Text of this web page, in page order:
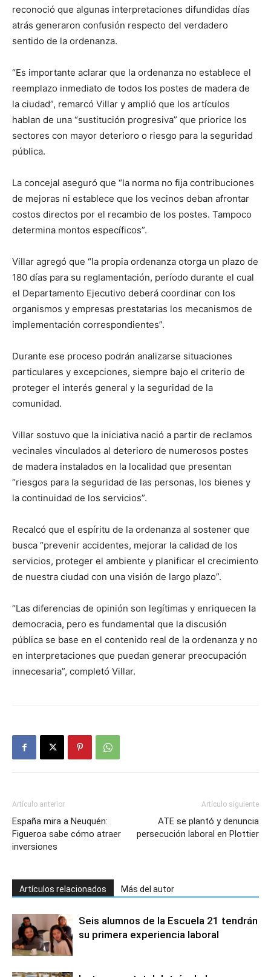
reconoció que algunas interpretaciones difundidas días
atrás generaron confusión respecto del verdadero
sentido de la ordenanza.
“Es importante aclarar que la ordenanza no establece el
reemplazo inmediato de todos los postes de madera de
la ciudad”, remarcó Villar y amplió que los artículos
hablan de una “sustitución progresiva” que priorice los
sectores con mayor deterioro o riesgo para la seguridad
pública.
La concejal aseguró que “la norma no fija contribuciones
de mejoras ni establece que los vecinos deban afrontar
costos directos por el recambio de los postes. Tampoco
determina montos específicos”.
Villar agregó que “la propia ordenanza otorga un plazo de
180 días para su reglamentación, período durante el cual
el Departamento Ejecutivo deberá coordinar con los
organismos y empresas prestatarias los mecanismos de
implementación correspondientes”.
Durante ese proceso podrán analizarse situaciones
particulares y excepciones, siempre bajo el criterio de
proteger el interés general y la seguridad de la
comunidad.
Villar sostuvo que la iniciativa nació a partir de reclamos
vecinales vinculados al deterioro de numerosos postes
de madera instalados en la localidad que presentan
“riesgos para la seguridad de las personas, los bienes y
la continuidad de los servicios”.
Recalcó que el espíritu de la ordenanza al sostener que
busca “prevenir accidentes, mejorar la calidad de los
servicios, proteger el ambiente y planificar el crecimiento
de nuestra ciudad con una visión de largo plazo”.
“Las diferencias de opinión son legítimas y enriquecen la
democracia, pero es fundamental que la discusión
pública se base en el contenido real de la ordenanza y no
en interpretaciones que puedan generar preocupación
innecesaria”, completó Villar.
Artículo anterior
España mira a Neuquén:
Figueroa sabe cómo atraer
inversiones
Artículo siguiente
ATE se plantó y denuncia
persecución laboral en Plottier
Artículos relacionados Más del autor
Seis alumnos de la Escuela 21 tendrán
su primera experiencia laboral